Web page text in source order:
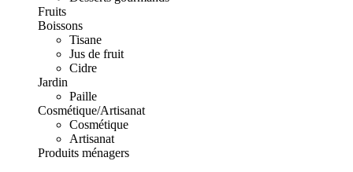
Fruits
Boissons
Tisane
Jus de fruit
Cidre
Jardin
Paille
Cosmétique/Artisanat
Cosmétique
Artisanat
Produits ménagers